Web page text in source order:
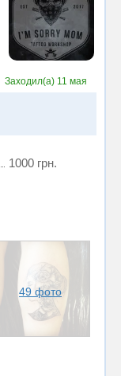
Заходил(а) 11 мая
1000 грн.
49 фото